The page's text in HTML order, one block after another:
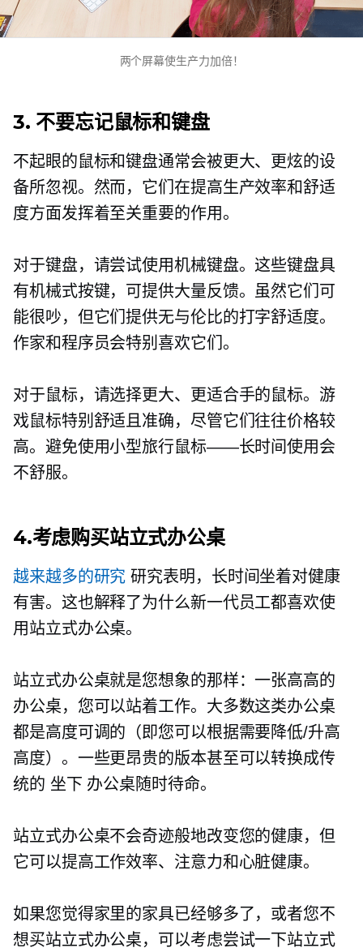
两个屏幕使生产力加倍！
3. 不要忘记鼠标和键盘
不起眼的鼠标和键盘通常会被更大、更炫的设
备所忽视。然而，它们在提高生产效率和舒适
度方面发挥着至关重要的作用。
对于键盘，请尝试使用机械键盘。这些键盘具
有机械式按键，可提供大量反馈。虽然它们可
能很吵，但它们提供无与伦比的打字舒适度。
作家和程序员会特别喜欢它们。
对于鼠标，请选择更大、更适合手的鼠标。游
戏鼠标特别舒适且准确，尽管它们往往价格较
高。避免使用小型旅行鼠标——长时间使用会
不舒服。
4.考虑购买站立式办公桌
越来越多的研究 研究表明，长时间坐着对健康
有害。这也解释了为什么新一代员工都喜欢使
用站立式办公桌。
站立式办公桌就是您想象的那样：一张高高的
办公桌，您可以站着工作。大多数这类办公桌
都是高度可调的（即您可以根据需要降低/升高
高度）。一些更昂贵的版本甚至可以转换成传
统的 坐下 办公桌随时待命。
站立式办公桌不会奇迹般地改变您的健康，但
它可以提高工作效率、注意力和心脏健康。
如果您觉得家里的家具已经够多了，或者您不
想买站立式办公桌，可以考虑尝试一下站立式